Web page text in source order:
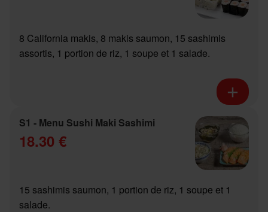
8 California makis, 8 makis saumon, 15 sashimis
assortis, 1 portion de riz, 1 soupe et 1 salade.
S1 - Menu Sushi Maki Sashimi
18.30 €
15 sashimis saumon, 1 portion de riz, 1 soupe et 1
salade.